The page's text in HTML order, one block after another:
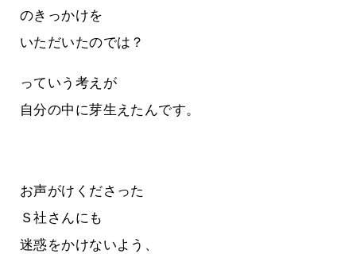
のきっかけを
いただいたのでは？
っていう考えが
自分の中に芽生えたんです。
お声がけくださった
Ｓ社さんにも
迷惑をかけないよう、